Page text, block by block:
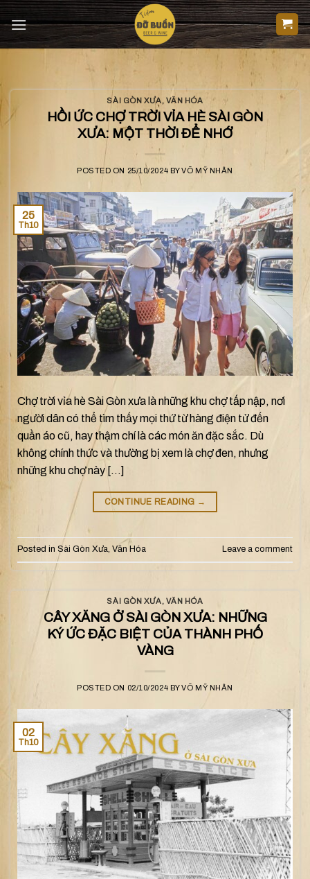
Skip
to
content
SÀI GÒN XƯA, VĂN HÓA
HỒI ỨC CHỢ TRỜI VỈA HÈ SÀI GÒN
XƯA: MỘT THỜI ĐỂ NHỚ
POSTED ON 25/10/2024 BYVÕ MỸ NHÂN
25
Th10
Chợ trời vỉa hè Sài Gòn xưa là những khu chợ tấp nập, nơi
người dân có thể tìm thấy mọi thứ từ hàng điện tử đến
quần áo cũ, hay thậm chí là các món ăn đặc sắc. Dù
không chính thức và thường bị xem là chợ đen, nhưng
những khu chợ này […]
CONTINUE READING →
Posted in Sài Gòn Xưa, Văn Hóa Leave a comment
SÀI GÒN XƯA, VĂN HÓA
CÂY XĂNG Ở SÀI GÒN XƯA: NHỮNG
KÝ ỨC ĐẶC BIỆT CỦA THÀNH PHỐ
VÀNG
POSTED ON 02/10/2024 BYVÕ MỸ NHÂN
02
Th10